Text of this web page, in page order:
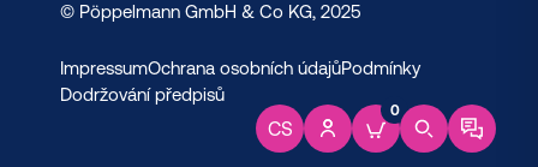
CS
0
© Pöppelmann GmbH & Co KG, 2025
ImpressumOchrana osobních údajůPodmínky
Dodržování předpisů